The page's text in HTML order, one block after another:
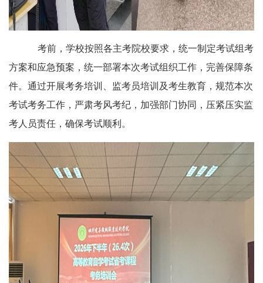
考前，学校按照各主考院校要求，统一制定考试组考
方案和应急预案，统一部署本次考试组织工作，完善保障条
件。通过开展考务培训、监考员培训及考生教育，规范本次
考试考务工作，严肃考风考纪，加强部门协同，压紧压实监
考人员责任，确保考试顺利。